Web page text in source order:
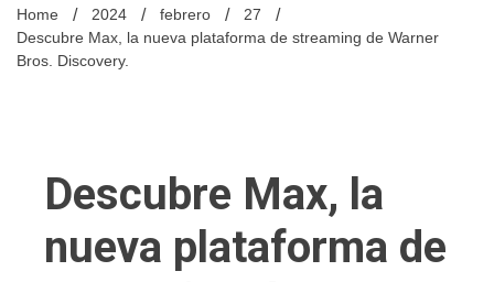
Home 2024 febrero
27
Descubre Max, la nueva plataforma de streaming de Warner
Bros. Discovery.
Descubre Max, la
nueva plataforma de